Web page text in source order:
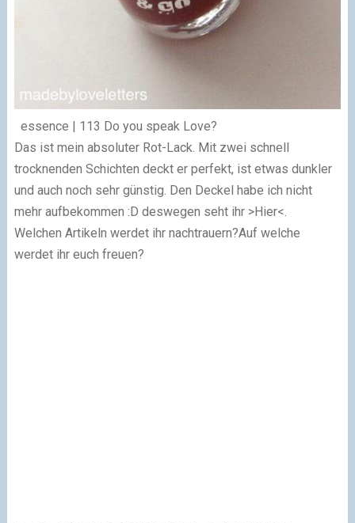
essence | 113 Do you speak Love?
Das ist mein absoluter Rot-Lack. Mit zwei schnell
trocknenden Schichten deckt er perfekt, ist etwas dunkler
und auch noch sehr günstig. Den Deckel habe ich nicht
mehr aufbekommen :D deswegen seht ihr >Hier<.
Welchen Artikeln werdet ihr nachtrauern?Auf welche
werdet ihr euch freuen?